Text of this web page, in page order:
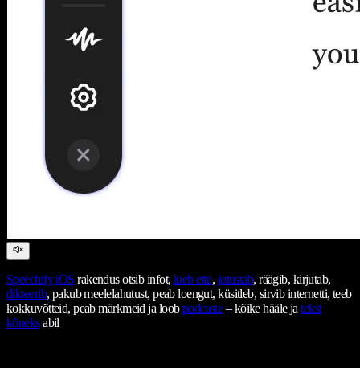
Speechify iOS rakendus otsib infot, loeb ette, jutustab, räägib, kirjutab,
dikteerib, pakub meelelahutust, peab loengut, küsitleb, sirvib internetti, teeb
kokkuvõtteid, peab märkmeid ja loobpodcaste– kõike hääle jatekst
kõneksabil